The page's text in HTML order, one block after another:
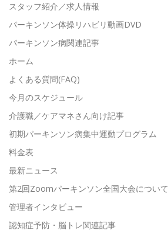
スタッフ紹介／求人情報
パーキンソン体操リハビリ動画DVD
パーキンソン病関連記事
ホーム
よくある質問(FAQ)
今月のスケジュール
介護職／ケアマネさん向け記事
初期パーキンソン病集中運動プログラム
料金表
最新ニュース
第2回Zoomパーキンソン全国大会について
管理者インタビュー
認知症予防・脳トレ関連記事